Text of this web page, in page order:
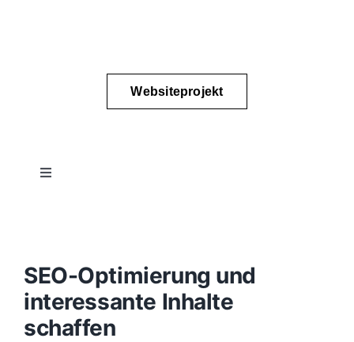
Websiteprojekt
Toggle
Konzept
Design
SEO-Optimierung und
interessante Inhalte
schaffen